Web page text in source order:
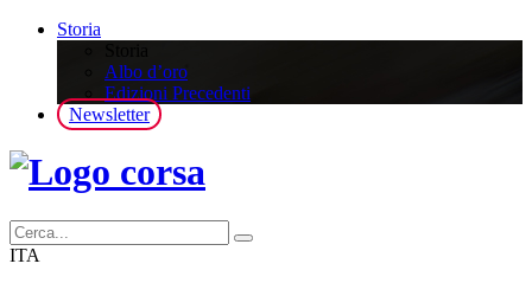
Storia
Albo d’oro
Edizioni Precedenti
Newsletter
ITA